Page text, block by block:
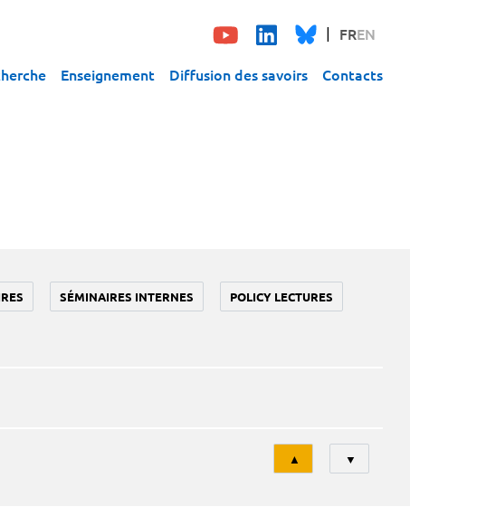
FREN
Enseignement Diffusion des savoirs Contacts
SÉMINAIRES INTERNES POLICY LECTURES
Tri
▲ ▼